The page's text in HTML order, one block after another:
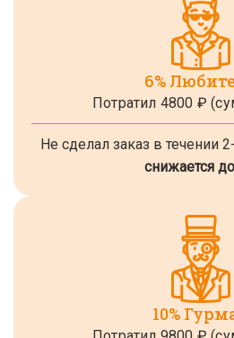
6%
Потратил 4800 ₽
Не сделал заказ в течении
снижается
10%